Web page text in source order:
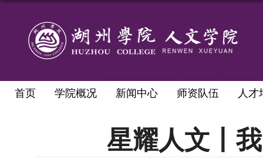
首页 学院概况 新闻中心 师资队伍 人才
星耀人文丨